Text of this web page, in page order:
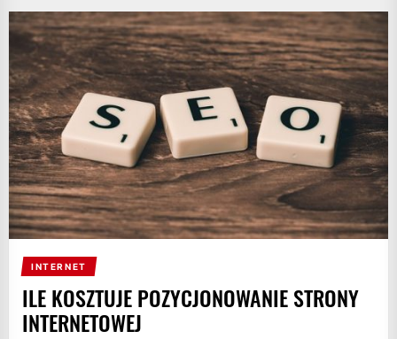
INTERNET
ILE KOSZTUJE POZYCJONOWANIE STRONY
INTERNETOWEJ